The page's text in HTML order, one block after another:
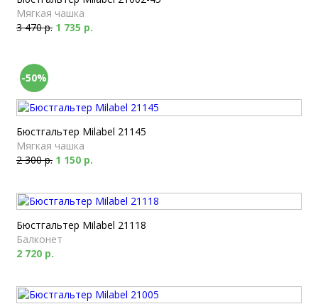
Мягкая чашка
3 470 р. 1 735 р.
-50%
Бюстгальтер Milabel 21145
Мягкая чашка
2 300 р. 1 150 р.
Бюстгальтер Milabel 21118
Балконет
2 720 р.